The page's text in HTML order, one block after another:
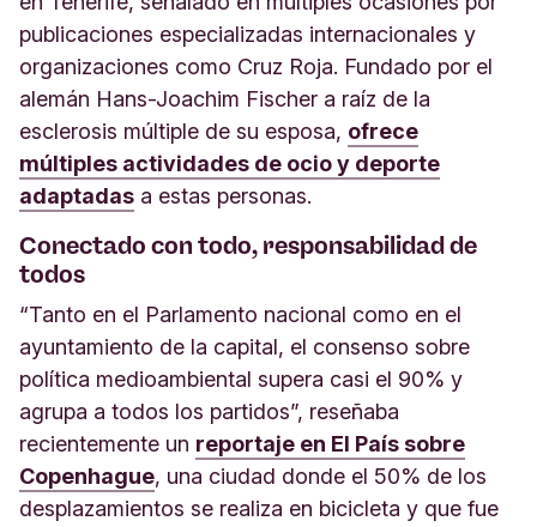
publicaciones especializadas internacionales y
organizaciones como Cruz Roja. Fundado por el
alemán Hans-Joachim Fischer a raíz de la
esclerosis múltiple de su esposa, ofrece
múltiples actividades de ocio y deporte
adaptadas a estas personas.
Conectado con todo, responsabilidad de
todos
“Tanto en el Parlamento nacional como en el
ayuntamiento de la capital, el consenso sobre
política medioambiental supera casi el 90% y
agrupa a todos los partidos”, reseñaba
recientemente un reportaje en El País sobre
Copenhague, una ciudad donde el 50% de los
desplazamientos se realiza en bicicleta y que fue